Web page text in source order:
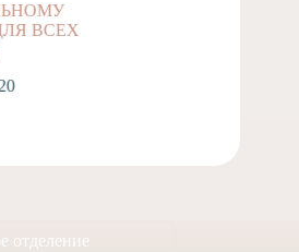
ВСЕХ
отделение